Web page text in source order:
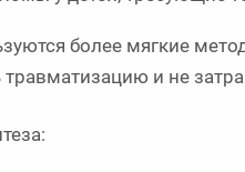
более мягкие
и не